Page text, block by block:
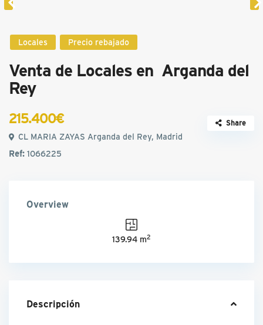
Locales Precio rebajado
Venta de Locales en Arganda del
Rey
215.400€
CL MARIA ZAYAS Arganda del Rey, Madrid
Ref:1066225
Share
Overview
139.94 m2
Descripción